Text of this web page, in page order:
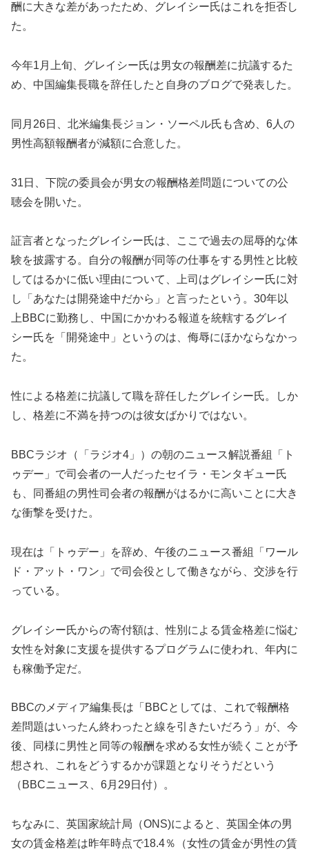
酬に大きな差があったため、グレイシー氏はこれを拒否し
た。
今年1月上旬、グレイシー氏は男女の報酬差に抗議するた
め、中国編集長職を辞任したと自身のブログで発表した。
同月26日、北米編集長ジョン・ソーペル氏も含め、6人の
男性高額報酬者が減額に合意した。
31日、下院の委員会が男女の報酬格差問題についての公
聴会を開いた。
証言者となったグレイシー氏は、ここで過去の屈辱的な体
験を披露する。自分の報酬が同等の仕事をする男性と比較
してはるかに低い理由について、上司はグレイシー氏に対
し「あなたは開発途中だから」と言ったという。30年以
上BBCに勤務し、中国にかかわる報道を統轄するグレイ
シー氏を「開発途中」というのは、侮辱にほかならなかっ
た。
性による格差に抗議して職を辞任したグレイシー氏。しか
し、格差に不満を持つのは彼女ばかりではない。
BBCラジオ（「ラジオ4」）の朝のニュース解説番組「ト
ゥデー」で司会者の一人だったセイラ・モンタギュー氏
も、同番組の男性司会者の報酬がはるかに高いことに大き
な衝撃を受けた。
現在は「トゥデー」を辞め、午後のニュース番組「ワール
ド・アット・ワン」で司会役として働きながら、交渉を行
っている。
グレイシー氏からの寄付額は、性別による賃金格差に悩む
女性を対象に支援を提供するプログラムに使われ、年内に
も稼働予定だ。
BBCのメディア編集長は「BBCとしては、これで報酬格
差問題はいったん終わったと線を引きたいだろう」が、今
後、同様に男性と同等の報酬を求める女性が続くことが予
想され、これをどうするかが課題となりそうだという
（BBCニュース、6月29日付）。
ちなみに、英国家統計局（ONS)によると、英国全体の男
女の賃金格差は昨年時点で18.4％（女性の賃金が男性の賃